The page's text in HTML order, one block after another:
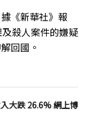
《新華社》報
殺人案件的嫌疑
回國。
大跌 26.6% 網上博